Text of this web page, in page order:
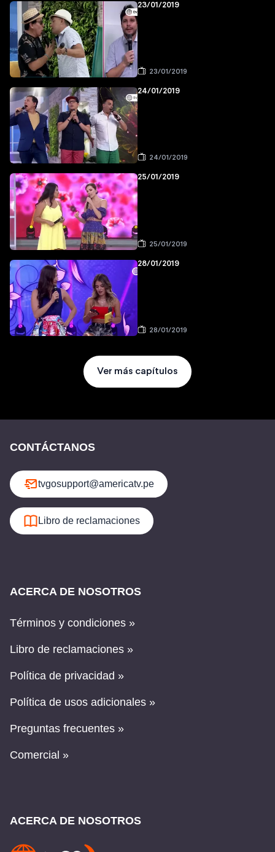
23/01/2019
23/01/2019
24/01/2019
24/01/2019
25/01/2019
25/01/2019
28/01/2019
28/01/2019
Ver más capítulos
CONTÁCTANOS
tvgosupport@americatv.pe
Libro de reclamaciones
ACERCA DE NOSOTROS
Términos y condiciones »
Libro de reclamaciones »
Política de privacidad »
Política de usos adicionales »
Preguntas frecuentes »
Comercial »
ACERCA DE NOSOTROS